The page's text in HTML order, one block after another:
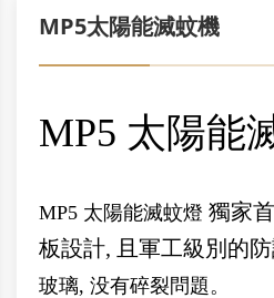
MP5太陽能滅蚊機
MP5 太陽能
MP5 太陽能滅蚊燈 獨家
板設計, 且軍工級別的
玻璃, 没有碎裂問題。